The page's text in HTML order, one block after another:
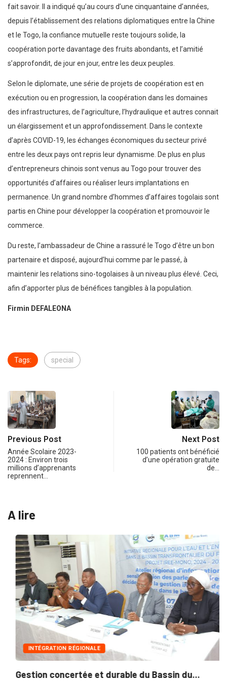
fait savoir. Il a indiqué qu’au cours d’une cinquantaine d’années,
depuis l’établissement des relations diplomatiques entre la Chine
et le Togo, la confiance mutuelle reste toujours solide, la
coopération porte davantage des fruits abondants, et l’amitié
s’approfondit, de jour en jour, entre les deux peuples.
Selon le diplomate, une série de projets de coopération est en
exécution ou en progression, la coopération dans les domaines
des infrastructures, de l’agriculture, l’hydraulique et autres connait
un élargissement et un approfondissement. Dans le contexte
d’après COVID-19, les échanges économiques du secteur privé
entre les deux pays ont repris leur dynamisme. De plus en plus
d’entrepreneurs chinois sont venus au Togo pour trouver des
opportunités d’affaires ou réaliser leurs implantations en
permanence. Un grand nombre d’hommes d’affaires togolais sont
partis en Chine pour développer la coopération et promouvoir le
commerce.
Du reste, l’ambassadeur de Chine a rassuré le Togo d’être un bon
partenaire et disposé, aujourd’hui comme par le passé, à
maintenir les relations sino-togolaises à un niveau plus élevé. Ceci,
afin d’apporter plus de bénéfices tangibles à la population.
Firmin DEFALEONA
Tags: special
Previous Post
Année Scolaire 2023-
2024 : Environ trois
millions d’apprenants
reprennent…
Next Post
100 patients ont bénéficié
d’une opération gratuite
de…
A lire
INTÉGRATION RÉGIONALE
Gestion concertée et durable du Bassin du...